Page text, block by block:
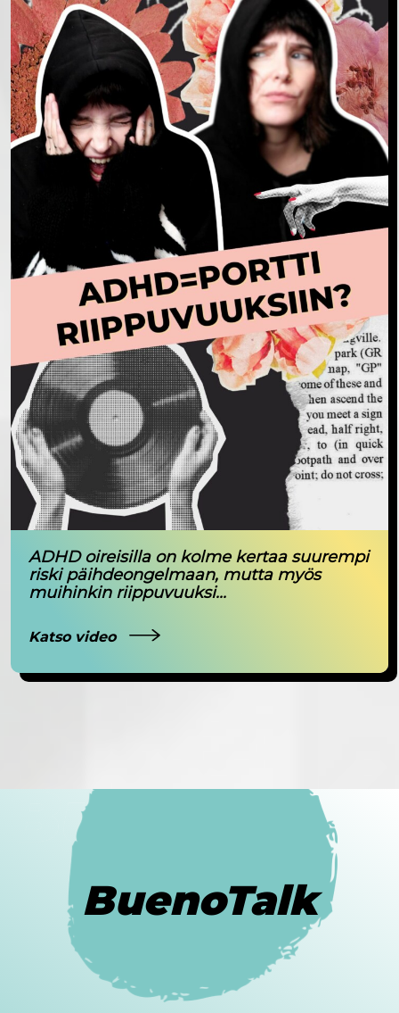
ADHD oireisilla on kolme kertaa suurempi
riski päihdeongelmaan, mutta myös
muihinkin riippuvuuksi...
Katso video
BuenoTalk